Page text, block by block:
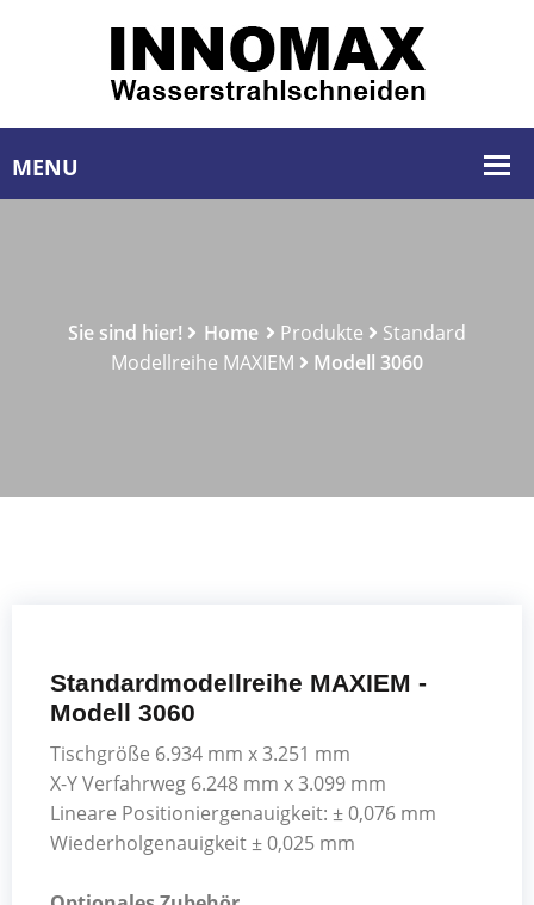
Sie sind hier! Home Produkte
Standard
Modellreihe MAXIEM
Modell 3060
Standardmodellreihe MAXIEM -
Modell 3060
Tischgröße 6.934 mm x 3.251 mm
X-Y Verfahrweg 6.248 mm x 3.099 mm
Lineare Positioniergenauigkeit: ± 0,076 mm
Wiederholgenauigkeit ± 0,025 mm